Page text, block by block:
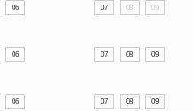
06 07 08 09
06 07 08 09
06 07 08 09